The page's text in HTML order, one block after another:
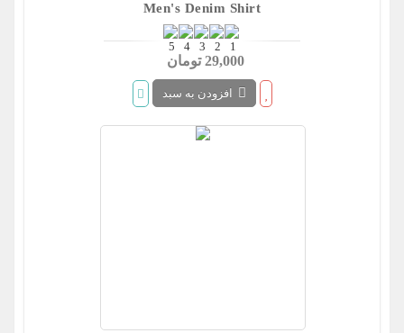
Men's Denim Shirt
29,000 تومان
افزودن به سبد